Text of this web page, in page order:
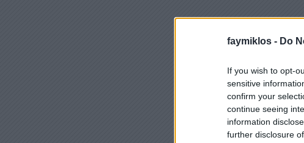
faymiklos - Do
If you wish to opt-
sensitive
confirm your
continue seeing
information
further disclosure